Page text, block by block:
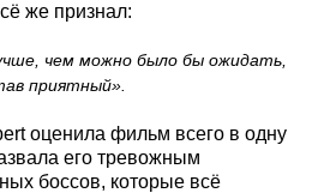
же признал:
чем можно было бы ожидать,
приятный».
оценила фильм всего в одну
его тревожным
боссов, которые всё